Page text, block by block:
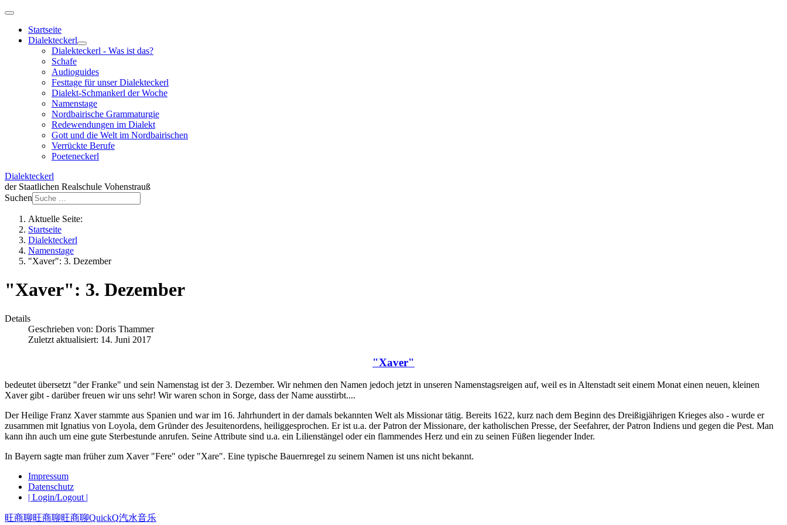
Startseite
Dialekteckerl
Dialekteckerl - Was ist das?
Schafe
Audioguides
Festtage für unser Dialekteckerl
Dialekt-Schmankerl der Woche
Namenstage
Nordbairische Grammaturgie
Redewendungen im Dialekt
Gott und die Welt im Nordbairischen
Verrückte Berufe
Poeteneckerl
Dialekteckerl
der Staatlichen Realschule Vohenstrauß
Suchen
Aktuelle Seite:
Startseite
Dialekteckerl
Namenstage
"Xaver": 3. Dezember
"Xaver": 3. Dezember
Details
Geschrieben von: Doris Thammer
Zuletzt aktualisiert: 14. Juni 2017
"Xaver"
bedeutet übersetzt "der Franke" und sein Namenstag ist der 3. Dezember. Wir nehmen den Namen jedoch jetzt in unseren Namenstagsreigen auf, weil es in Altenstadt seit einem Monat einen neuen, kleinen
Xaver gibt - darüber freuen wir uns sehr! Wir waren schon in Sorge, dass der Name ausstirbt....
Der Heilige Franz Xaver stammte aus Spanien und war im 16. Jahrhundert in der damals bekannten Welt als Missionar tätig. Bereits 1622, kurz nach dem Beginn des Dreißigjährigen Krieges also - wurde er
zusammen mit Ignatius von Loyola, dem Gründer des Jesuitenordens, heiliggesprochen. Er ist u.a. der Patron der Missionare, der katholischen Presse, der Seefahrer, der Patron Indiens und gegen die Pest. Man
kann ihn auch um eine gute Sterbestunde anrufen. Seine Attribute sind u.a. ein Lilienstängel oder ein flammendes Herz und ein zu seinen Füßen liegender Inder.
In Bayern sagte man früher zum Xaver "Fere" oder "Xare". Eine typische Bauernregel zu seinem Namen ist uns nicht bekannt.
Impressum
Datenschutz
| Login/Logout |
旺商聊旺商聊旺商聊QuickQ汽水音乐